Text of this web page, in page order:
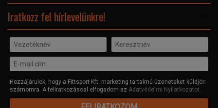
Iratkozz fel hírlevelünkre!
Hozzájárulok, hogy a Fittsport Kft. marketing tartalmú üzeneteket küldjön
számomra. A feliratkozással elfogadom az Adatvédelmi Nyilatkozatot.